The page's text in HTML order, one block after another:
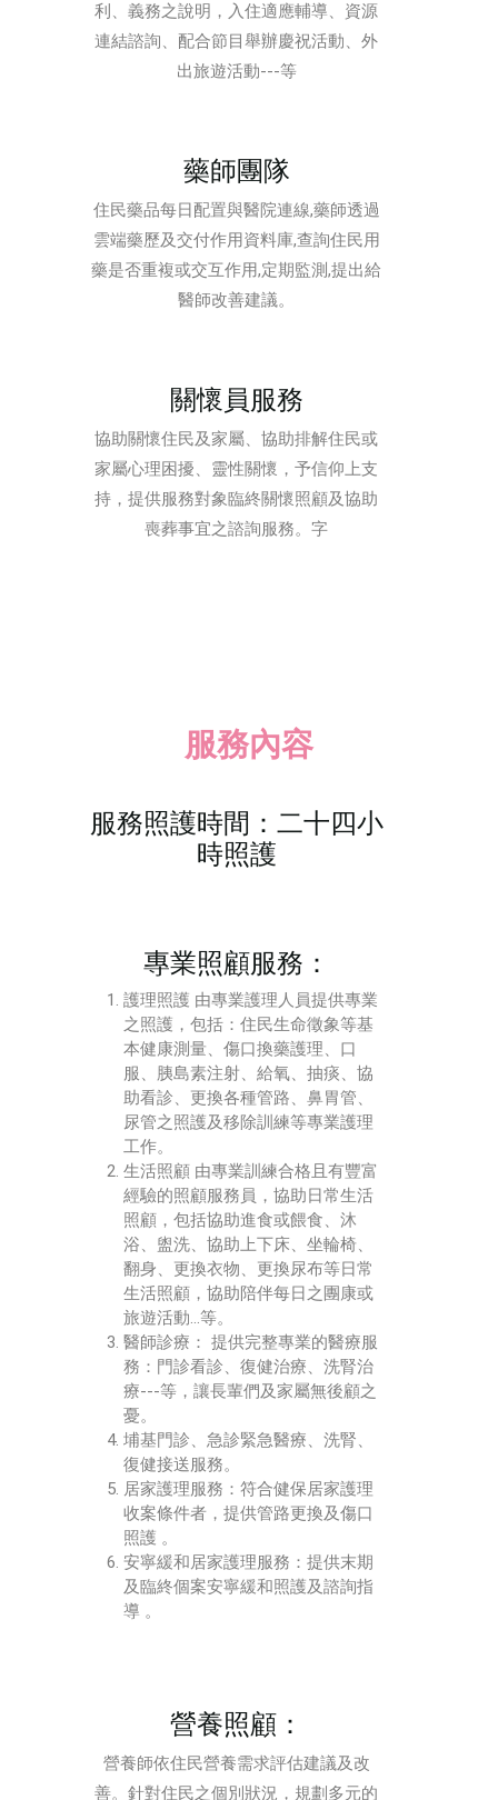
利、義務之說明，入住適應輔導、資源
連結諮詢、配合節目舉辦慶祝活動、外
出旅遊活動---等
藥師團隊
住民藥品每日配置與醫院連線,藥師透過
雲端藥歷及交付作用資料庫,查詢住民用
藥是否重複或交互作用,定期監測,提出給
醫師改善建議。
關懷員服務
協助關懷住民及家屬、協助排解住民或
家屬心理困擾、靈性關懷，予信仰上支
持，提供服務對象臨終關懷照顧及協助
喪葬事宜之諮詢服務。字
服務內容
服務照護時間：二十四小
時照護
專業照顧服務：
護理照護 由專業護理人員提供專業
之照護，包括：住民生命徵象等基
本健康測量、傷口換藥護理、口
服、胰島素注射、給氧、抽痰、協
助看診、更換各種管路、鼻胃管、
尿管之照護及移除訓練等專業護理
工作。
生活照顧 由專業訓練合格且有豐富
經驗的照顧服務員，協助日常生活
照顧，包括協助進食或餵食、沐
浴、盥洗、協助上下床、坐輪椅、
翻身、更換衣物、更換尿布等日常
生活照顧，協助陪伴每日之團康或
旅遊活動…等。
醫師診療： 提供完整專業的醫療服
務：門診看診、復健治療、洗腎治
療---等，讓長輩們及家屬無後顧之
憂。
埔基門診、急診緊急醫療、洗腎、
復健接送服務。
居家護理服務：符合健保居家護理
收案條件者，提供管路更換及傷口
照護 。
安寧緩和居家護理服務：提供末期
及臨終個案安寧緩和照護及諮詢指
導 。
營養照顧：
營養師依住民營養需求評估建議及改
善。針對住民之個別狀況，規劃多元的